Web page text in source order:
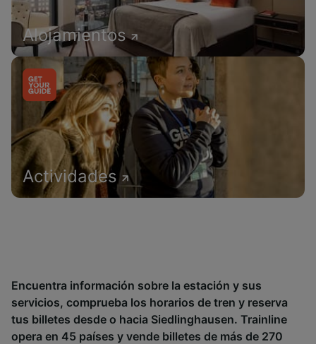
Alojamientos
Actividades
Encuentra información sobre la estación y sus
servicios, comprueba los horarios de tren y reserva
tus billetes desde o hacia Siedlinghausen. Trainline
opera en 45 países y vende billetes de más de 270